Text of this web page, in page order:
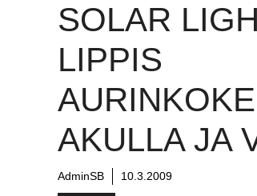
SOLAR
LIPPIS
AKULLA JA
AdminSB 10.3.2009